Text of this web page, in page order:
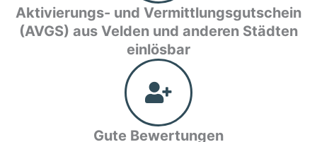
Aktivierungs- und Vermittlungsgutschein
(AVGS) aus Velden und anderen Städten
einlösbar
Gute Bewertungen